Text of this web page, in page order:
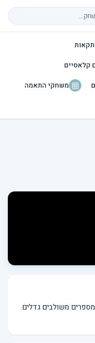
קלאסיים
משחקי התאמה
או יותר זהים. מספרים משולבים גדלים.